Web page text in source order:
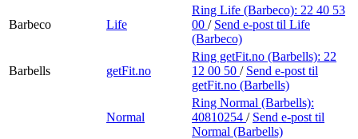
Barbeco Life
Ring Life (Barbeco): 22 40 53
00 / Send e-post til Life
(Barbeco)
Barbells getFit.no
Ring getFit.no (Barbells): 22
12 00 50 / Send e-post til
getFit.no (Barbells)
Normal
Ring Normal (Barbells):
40810254 / Send e-post til
Normal (Barbells)